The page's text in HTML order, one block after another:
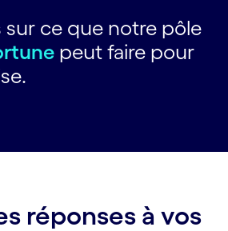
sur ce que notre pôle
peut faire pour
réponses à vos